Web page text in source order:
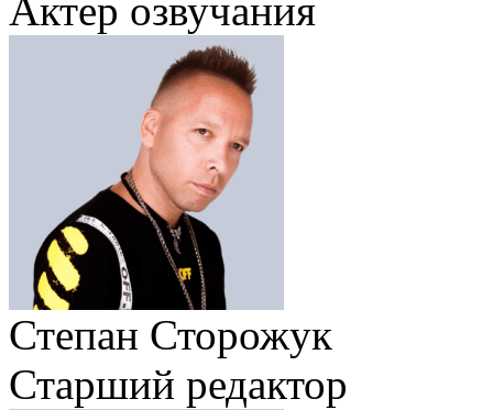
Актер озвучания
Степан Сторожук
Старший редактор